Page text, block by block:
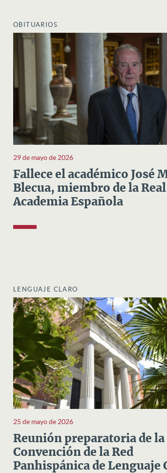
OBITUARIOS
29 de mayo de 2026
Fallece el académico José
Blecua, miembro de la Real
Academia Española
LENGUAJE CLARO
25 de mayo de 2026
Reunión preparatoria de
Convención de la Red
Panhispánica de Lenguaje